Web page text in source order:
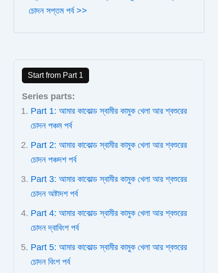
চোদন সপ্তম পর্ব >>
Start from Part 1
Series parts:
Part 1: আমার কাকোল্ড স্বামীর কামুক খেলা আর শ্বশুরের
চোদন পঞ্চম পর্ব
Part 2: আমার কাকোল্ড স্বামীর কামুক খেলা আর শ্বশুরের
চোদন পঞ্চদশ পর্ব
Part 3: আমার কাকোল্ড স্বামীর কামুক খেলা আর শ্বশুরের
চোদন অষ্টাদশ পর্ব
Part 4: আমার কাকোল্ড স্বামীর কামুক খেলা আর শ্বশুরের
চোদন দ্বাবিংশ পর্ব
Part 5: আমার কাকোল্ড স্বামীর কামুক খেলা আর শ্বশুরের
চোদন বিংশ পর্ব